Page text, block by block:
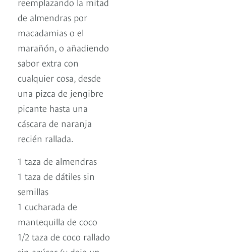
de almendras por
macadamias o el
marañón, o añadiendo
sabor extra con
cualquier cosa, desde
una pizca de jengibre
picante hasta una
cáscara de naranja
recién rallada.
1 taza de almendras
1 taza de dátiles sin
semillas
1 cucharada de
mantequilla de coco
1/2 taza de coco rallado